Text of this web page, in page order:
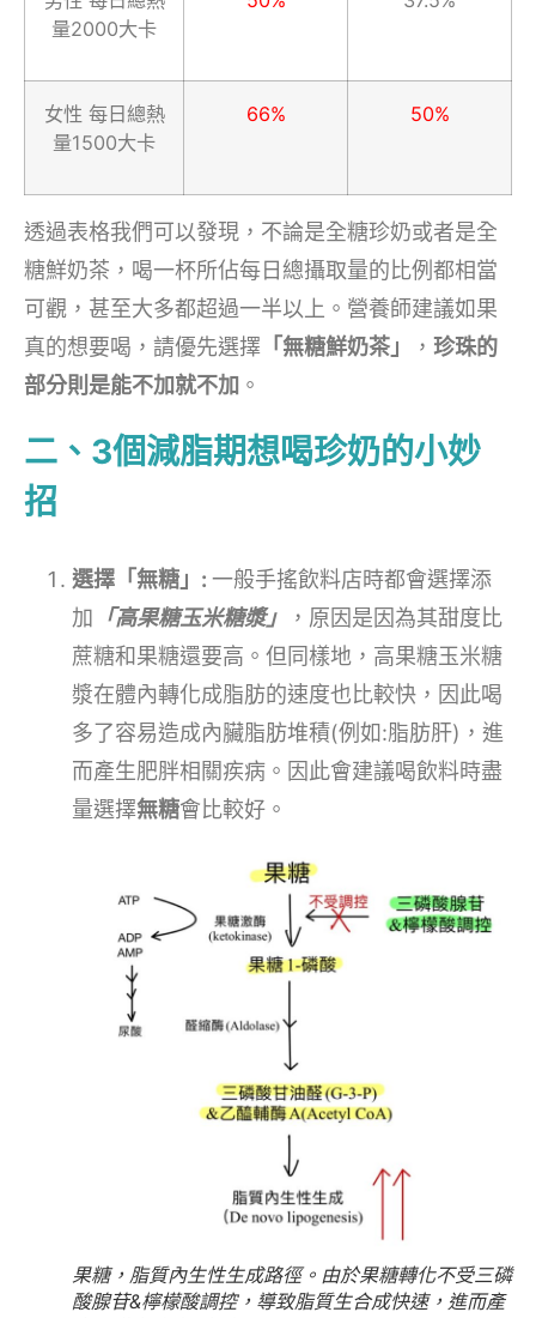
量2000大卡
女性 每日總熱
量1500大卡
66% 50%
透過表格我們可以發現，不論是全糖珍奶或者是全
糖鮮奶茶，喝一杯所佔每日總攝取量的比例都相當
可觀，甚至大多都超過一半以上。營養師建議如果
真的想要喝，請優先選擇 「無糖鮮奶茶」 ， 珍珠的
部分則是能不加就不加 。
二、3個減脂期想喝珍奶的小妙
招
選擇「無糖」: 一般手搖飲料店時都會選擇添
加 「高果糖玉米糖漿」
，原因是因為其甜度比
蔗糖和果糖還要高。但同樣地，高果糖玉米糖
漿在體內轉化成脂肪的速度也比較快，因此喝
多了容易造成內臟脂肪堆積(例如:脂肪肝)，進
而產生肥胖相關疾病。因此會建議喝飲料時盡
量選擇無糖會比較好。
果糖，脂質內生性生成路徑。由於果糖轉化不受三磷
酸腺苷&檸檬酸調控，導致脂質生合成快速，進而產